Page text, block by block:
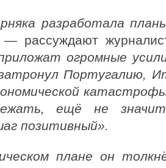
разработала
— рассуждают
огромные
Португалию,
ещё не
позитивный».
плане он